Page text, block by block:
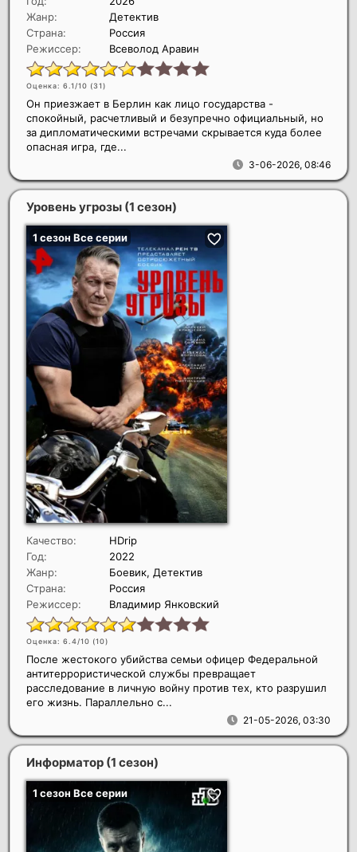
Жанр:
Детектив
Страна:
Россия
Режиссер:
Всеволод Аравин
Оценка: 6.1/10 (31)
3-06-2026, 08:46
Он приезжает в Берлин как лицо государства -
спокойный, расчетливый и безупречно официальный, но
за дипломатическими встречами скрывается куда более
опасная игра, где...
Уровень угрозы (1 сезон)
Качество:
HDrip
Год:
2022
Жанр:
Боевик, Детектив
Страна:
Россия
Режиссер:
Владимир Янковский
Оценка: 6.4/10 (10)
21-05-2026, 03:30
После жестокого убийства семьи офицер Федеральной
антитеррористической службы превращает
расследование в личную войну против тех, кто разрушил
его жизнь. Параллельно с...
Информатор (1 сезон)